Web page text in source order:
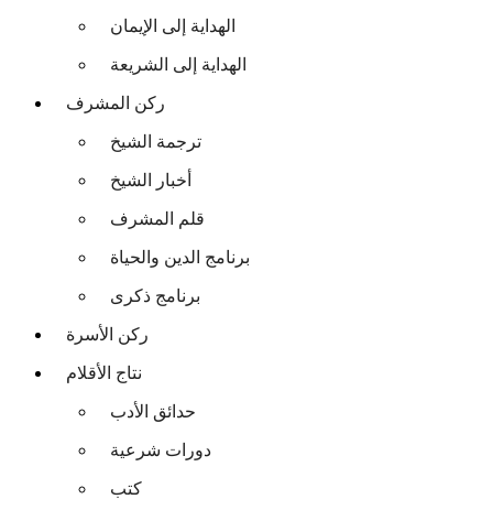
الهداية إلى الإيمان
الهداية إلى الشريعة
ركن المشرف
ترجمة الشيخ
أخبار الشيخ
قلم المشرف
برنامج الدين والحياة
برنامج ذكرى
ركن الأسرة
نتاج الأقلام
حدائق الأدب
دورات شرعية
كتب